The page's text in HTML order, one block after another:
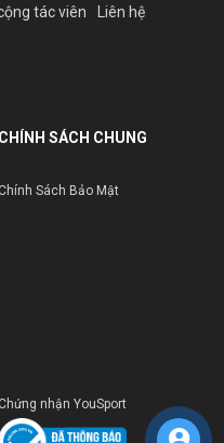
tác viên Liên hệ
CHÍNH SÁCH CHUNG
Chính Sách Bảo Mật
Chứng nhận YouSport